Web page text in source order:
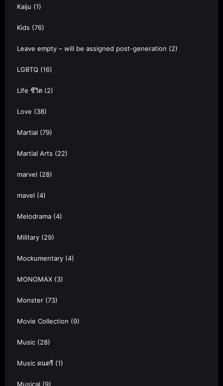
Kaiju (1)
Kids (76)
Leave empty – will be assigned post-generation (2)
LGBTQ (16)
Life ชีวิต (2)
Love (38)
Martial (79)
Martial Arts (22)
marvel (28)
mavel (4)
Melodrama (4)
Military (29)
Mockumentary (4)
MONOMAX (3)
Monster (73)
Movie Collection (9)
Music (28)
Music ดนตรี (1)
Musical (9)